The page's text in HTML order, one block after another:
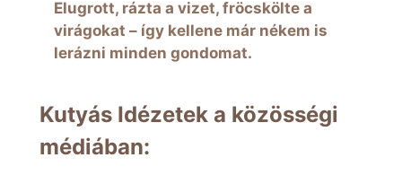
Elugrott, rázta a vizet, fröcskölte a
virágokat – így kellene már nékem is
lerázni minden gondomat.
Kutyás Idézetek a közösségi
médiában: